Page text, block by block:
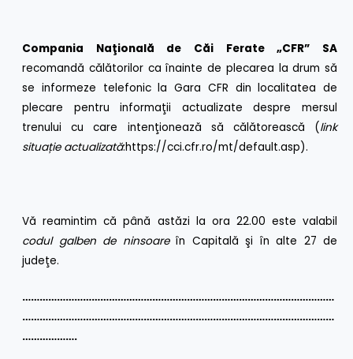
Compania Naţională de Căi Ferate „CFR” SA
recomandă călătorilor ca înainte de plecarea la drum să
se informeze telefonic la Gara CFR din localitatea de
plecare pentru informaţii actualizate despre mersul
trenului cu care intenţionează să călătorească (link
situație actualizată:https://cci.cfr.ro/mt/default.asp).
Vă reamintim că până astăzi la ora 22.00 este valabil
codul galben de ninsoareîn Capitală şi în alte 27 de
judeţe.
………………………………………………………………………………………………
………………………………………………………………………………………………
……………….